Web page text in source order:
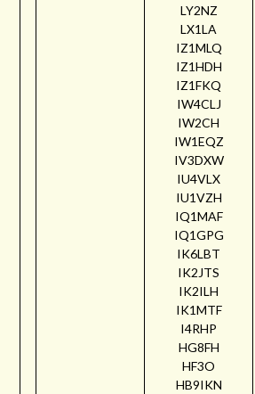
LY2NZ
LX1LA
IZ1MLQ
IZ1HDH
IZ1FKQ
IW4CLJ
IW2CH
IW1EQZ
IV3DXW
IU4VLX
IU1VZH
IQ1MAF
IQ1GPG
IK6LBT
IK2JTS
IK2ILH
IK1MTF
I4RHP
HG8FH
HF3O
HB9IKN